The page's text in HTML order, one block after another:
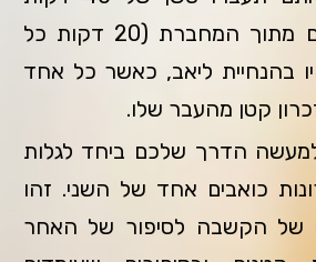
בינכם של שיתופים מתוך המחברת (20 דקות כל
בהנחיית ליאב, כאשר כל אחד
קטן מהעבר שלו.
למעשה הדרך שלכם ביחד לגלות
כואבים אחד של השני. זהו
של הקשבה לסיפור של האחר